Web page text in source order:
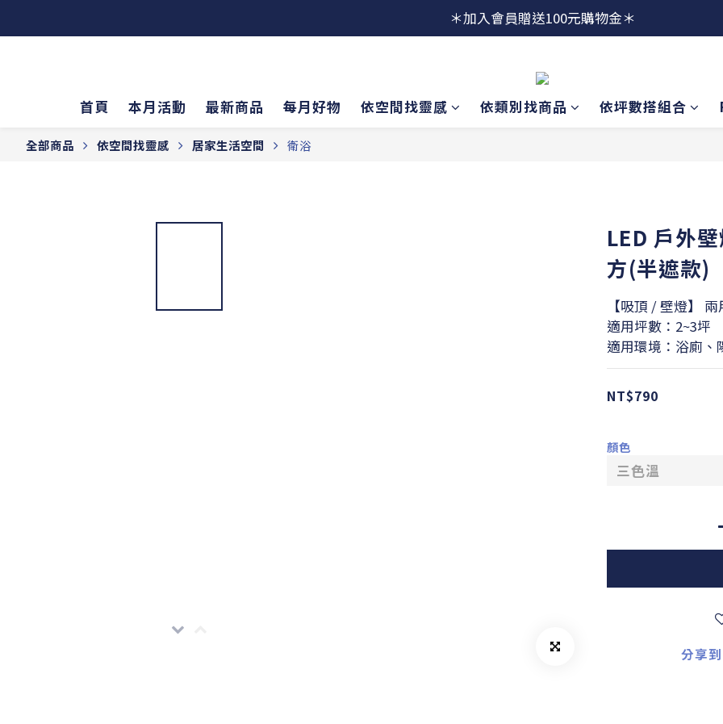
＊加入會員贈送100元購物金＊
首頁 本月活動 最新商品 每月好物 依空間找靈感 依類別找商品 依坪數搭組合
全部商品 依空間找靈感 居家生活空間 衛浴
LED 戶外
方(半遮款)
【吸頂 / 壁燈】 兩
適用坪數：2~3坪
適用環境：浴廁、
NT$790
顏色
分享到